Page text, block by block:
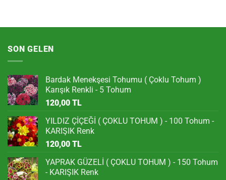
SON GELEN
Bardak Menekşesi Tohumu ( Çoklu Tohum )
Karışık Renkli - 5 Tohum
120,00 TL
YILDIZ ÇİÇEĞİ ( ÇOKLU TOHUM ) - 100 Tohum -
KARIŞIK Renk
120,00 TL
YAPRAK GÜZELİ ( ÇOKLU TOHUM ) - 150 Tohum
- KARIŞIK Renk